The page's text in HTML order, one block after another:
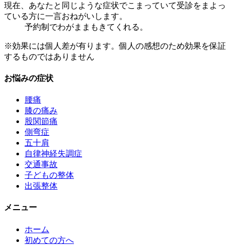
現在、あなたと同じような症状でこまっていて受診をまよっ
ている方に一言おねがいします。
予約制でわがままもきてくれる。
※効果には個人差が有ります。個人の感想のため効果を保証
するものではありません
お悩みの症状
腰痛
膝の痛み
股関節痛
側弯症
五十肩
自律神経失調症
交通事故
子どもの整体
出張整体
メニュー
ホーム
初めての方へ